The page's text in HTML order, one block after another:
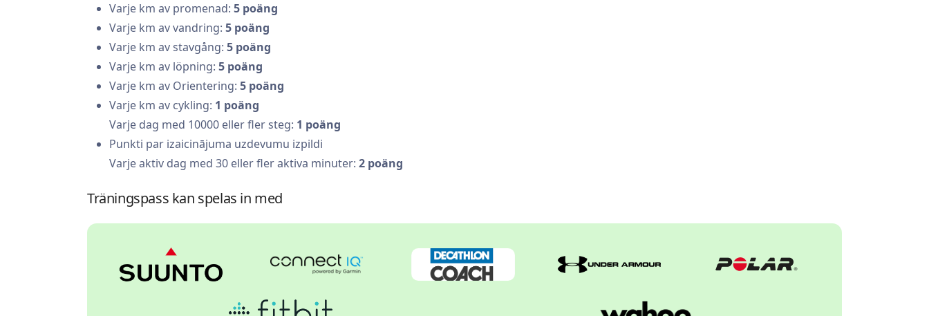
Varje km av promenad: 5 poäng
Varje km av vandring: 5 poäng
Varje km av stavgång: 5 poäng
Varje km av löpning: 5 poäng
Varje km av Orientering: 5 poäng
Varje km av cykling: 1 poäng
Varje dag med 10000 eller fler steg: 1 poäng
Punkti par izaicinājuma uzdevumu izpildi
Varje aktiv dag med 30 eller fler aktiva minuter: 2 poäng
Träningspass kan spelas in med